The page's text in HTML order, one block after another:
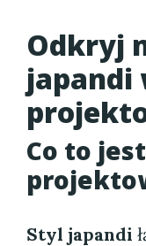
Odkryj
japandi
Co to
Styl japandi